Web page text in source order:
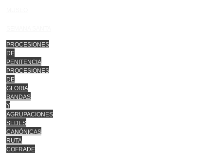
PROCESIONES
DE
PENITENCIA
PROCESIONES
DE
GLORIA
BANDAS
Y
AGRUPACIONES
SEDES
CANÓNICAS
RUTA
COFRADE